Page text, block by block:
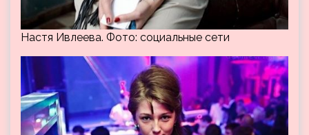
Настя Ивлеева. Фото: социальные сети